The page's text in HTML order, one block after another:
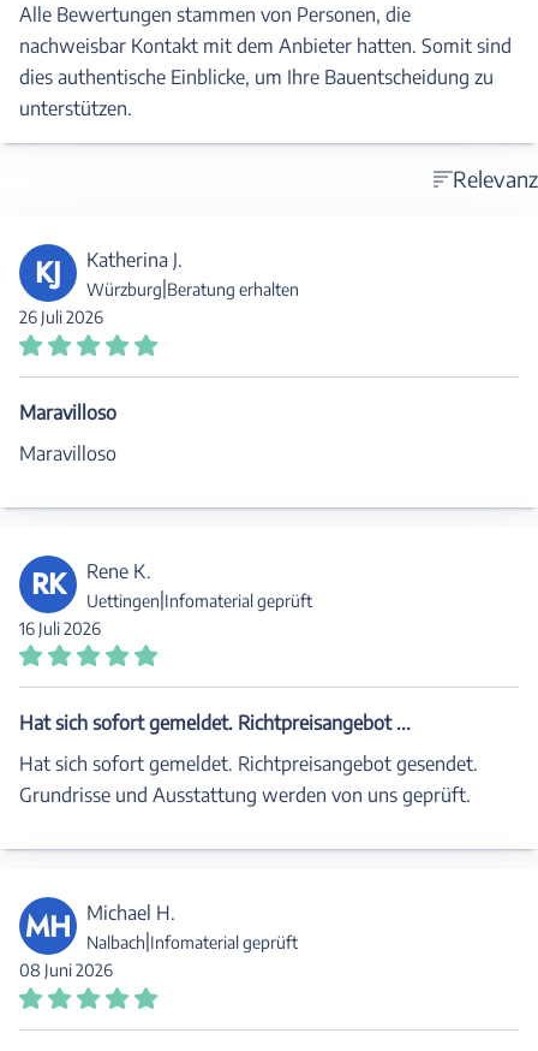
Alle Bewertungen stammen von Personen, die
nachweisbar Kontakt mit dem Anbieter hatten. Somit sind
dies authentische Einblicke, um Ihre Bauentscheidung zu
unterstützen.
Relevanz
KJ Katherina J.
Würzburg|Beratung erhalten
26 Juli 2026
Maravilloso
Maravilloso
RK Rene K.
Uettingen|Infomaterial geprüft
16 Juli 2026
Hat sich sofort gemeldet. Richtpreisangebot ...
Hat sich sofort gemeldet. Richtpreisangebot gesendet.
Grundrisse und Ausstattung werden von uns geprüft.
MH Michael H.
Nalbach Infomaterial geprüft
08 Juni 2026